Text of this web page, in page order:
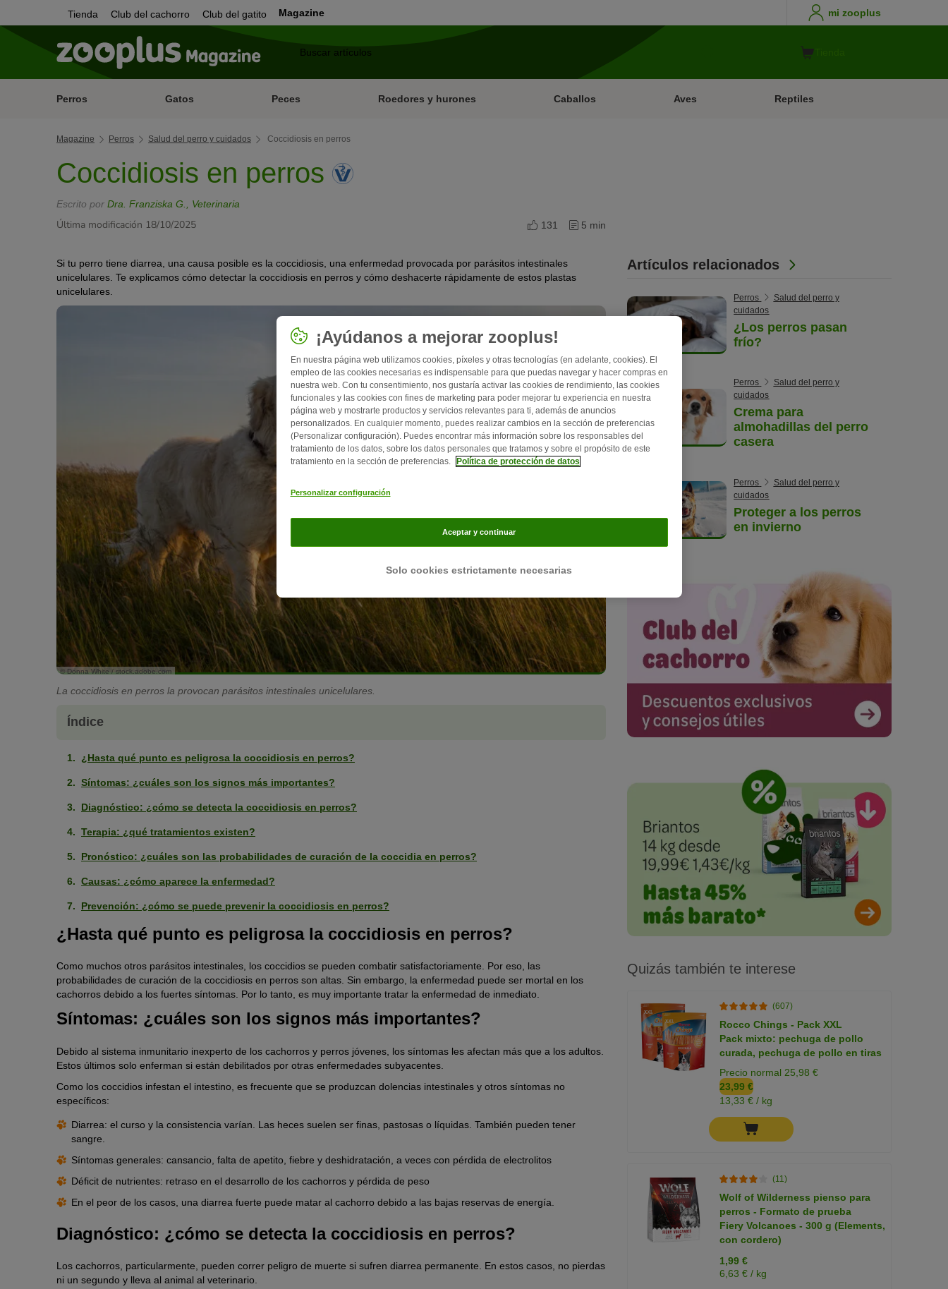
Tienda Club del cachorro Club del gatito Magazine mi zooplus
Perros Gatos Peces Roedores y hurones Caballos Aves Reptiles
Magazine Perros Salud del perro y cuidados Coccidiosis en perros
Coccidiosis en perros
Escrito por Dra. Franziska G., Veterinaria
Última modificación 18/10/2025 131 5 min
Si tu perro tiene diarrea, una causa posible es la coccidiosis, una enfermedad provocada por parásitos intestinales
unicelulares. Te explicamos cómo detectar la coccidiosis en perros y cómo deshacerte rápidamente de estos plastas
unicelulares.
© Donna White / stock.adobe.com
La coccidiosis en perros la provocan parásitos intestinales unicelulares.
Índice
¿Hasta qué punto es peligrosa la coccidiosis en perros?
Síntomas: ¿cuáles son los signos más importantes?
Diagnóstico: ¿cómo se detecta la coccidiosis en perros?
Terapia: ¿qué tratamientos existen?
Pronóstico: ¿cuáles son las probabilidades de curación de la coccidia en perros?
Causas: ¿cómo aparece la enfermedad?
Prevención: ¿cómo se puede prevenir la coccidiosis en perros?
¿Hasta qué punto es peligrosa la coccidiosis en perros?
Como muchos otros parásitos intestinales, los coccidios se pueden combatir satisfactoriamente. Por eso, las
probabilidades de curación de la coccidiosis en perros son altas. Sin embargo, la enfermedad puede ser mortal en los
cachorros debido a los fuertes síntomas. Por lo tanto, es muy importante tratar la enfermedad de inmediato.
Síntomas: ¿cuáles son los signos más importantes?
Debido al sistema inmunitario inexperto de los cachorros y perros jóvenes, los síntomas les afectan más que a los adultos.
Estos últimos solo enferman si están debilitados por otras enfermedades subyacentes.
Como los coccidios infestan el intestino, es frecuente que se produzcan dolencias intestinales y otros síntomas no
específicos:
Diarrea: el curso y la consistencia varían. Las heces suelen ser finas, pastosas o líquidas. También pueden tener
sangre.
Síntomas generales: cansancio, falta de apetito, fiebre y deshidratación, a veces con pérdida de electrolitos
Déficit de nutrientes: retraso en el desarrollo de los cachorros y pérdida de peso
En el peor de los casos, una diarrea fuerte puede matar al cachorro debido a las bajas reservas de energía.
Diagnóstico: ¿cómo se detecta la coccidiosis en perros?
Los cachorros, particularmente, pueden correr peligro de muerte si sufren diarrea permanente. En estos casos, no pierdas
ni un segundo y lleva al animal al veterinario.
Artículos relacionados
Perros
Salud del perro y
cuidados
¿Los perros pasan
frío?
Perros
Salud del perro y
cuidados
Crema para
almohadillas del perro
casera
Perros
Salud del perro y
cuidados
Proteger a los perros
en invierno
Quizás también te interese
(607)
Rocco Chings - Pack XXL
Pack mixto: pechuga de pollo
curada, pechuga de pollo en tiras
Precio normal 25,98 €
23,99 €
13,33 € / kg
(11)
Wolf of Wilderness pienso para
perros - Formato de prueba
Fiery Volcanoes - 300 g (Elements,
con cordero)
1,99 €
6,63 € / kg
¡Ayúdanos a mejorar zooplus!
En nuestra página web utilizamos cookies, píxeles y otras tecnologías (en adelante, cookies). El
empleo de las cookies necesarias es indispensable para que puedas navegar y hacer compras en
nuestra web. Con tu consentimiento, nos gustaría activar las cookies de rendimiento, las cookies
funcionales y las cookies con fines de marketing para poder mejorar tu experiencia en nuestra
página web y mostrarte productos y servicios relevantes para ti, además de anuncios
personalizados. En cualquier momento, puedes realizar cambios en la sección de preferencias
(Personalizar configuración). Puedes encontrar más información sobre los responsables del
tratamiento de los datos, sobre los datos personales que tratamos y sobre el propósito de este
tratamiento en la sección de preferencias.
Política de protección de datos
Personalizar configuración
Solo cookies estrictamente necesarias
Aceptar y continuar